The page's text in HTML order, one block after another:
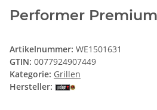
Performer
Artikelnummer: WE1501631
GTIN: 0077924907449
Kategorie: Grillen
Hersteller: